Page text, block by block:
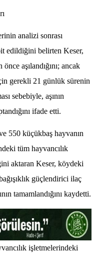
analizi sonrası
edildiğini belirten Keser,
aşılandığını; ancak
gerekli 21 günlük sürenin
sebebiyle, aşının
ifade etti.
550 küçükbaş hayvanın
tüm hayvancılık
aktaran Keser, köydeki
güçlendirici ilaç
tamamlandığını kaydetti.
işletmelerindeki